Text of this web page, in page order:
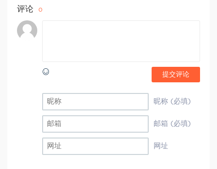
评论 0
提交评论
昵称 (必填)
邮箱 (必填)
网址